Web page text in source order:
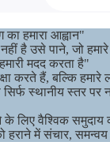
हमारा आह्वान"
नहीं है उसे पाने, जो
मदद करता है"
करते हैं, बल्कि
सिर्फ स्थानीय स्तर
के लिए वैश्विक
हराने में संचार,